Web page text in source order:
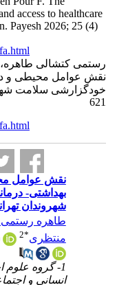
access to healthcare
Payesh 2026; 25 (4)
fa.html
رستمی کتشالی طاهره،
نقش عوامل محیطی و
621
fa.html
نقش عوامل
بهداشتی-
شهروندان
طاهره رستمی
منتظری
2
1- گروه علوم
انسانی و